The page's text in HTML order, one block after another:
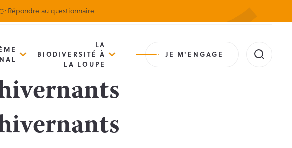
Répondre au questionnaire
Newsletter Actualités
LA
BIODIVERSITÉ À
LA LOUPE
JE M'ENGAGE